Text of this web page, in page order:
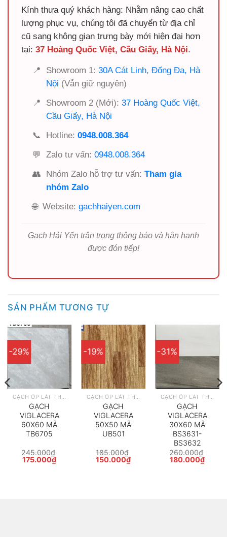
Kính thưa quý khách hàng: Nhằm nâng cao chất
lượng phục vụ, chúng tôi đã chuyển từ địa chỉ
cũ sang không gian trưng bày mới hiện đại hơn
tại: 37 Hoàng Quốc Việt, Cầu Giấy, Hà Nội.
📍 Showroom 1: 30A Cát Linh, Đống Đa, Hà
Nội (Vẫn giữ nguyên)
📍
Showroom 2 (Mới): 37 Hoàng Quốc Việt,
Cầu Giấy, Hà Nội
📞
Hotline: 0948.008.364
💬
Zalo tư vấn: 0948.008.364
👥
Nhóm Zalo hỗ trợ tư vấn: Tham gia
nhóm Zalo
🌐 Website: gachhaiyen.com
Gạch Hải Yến trân trọng thông báo và hân hạnh
được đón tiếp!
SẢN PHẨM TƯƠNG TỰ
-29%
GẠCH ỐP LÁT THEO HÃNG
GẠCH
VIGLACERA
60X60 MÃ
TB6705
245.000₫
Giá
175.000₫Giá
-19%
GẠCH ỐP LÁT THEO HÃNG
GẠCH
VIGLACERA
50X50 MÃ
UB501
185.000₫
Giá
150.000₫Giá
-31%
GẠCH ỐP LÁT THEO HÃNG
GẠCH
VIGLACERA
30X60 MÃ
BS3631-
BS3632
260.000₫
Giá
180.000₫Giá